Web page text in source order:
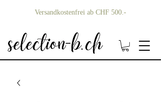
Versandkostenfrei ab CHF 500.-